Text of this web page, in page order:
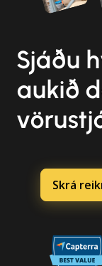
Sjáðu
aukið
Skrá